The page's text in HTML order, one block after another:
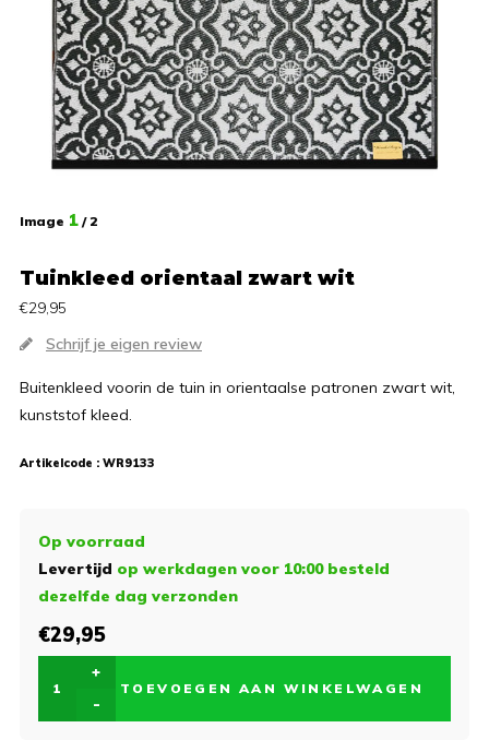
Image 1 / 2
Tuinkleed orientaal zwart wit
€29,95
Schrijf je eigen review
Buitenkleed voorin de tuin in orientaalse patronen zwart wit,
kunststof kleed.
Artikelcode : WR9133
Op voorraad
Levertijd op werkdagen voor 10:00 besteld
dezelfde dag verzonden
€29,95
+
-
TOEVOEGEN AAN WINKELWAGEN